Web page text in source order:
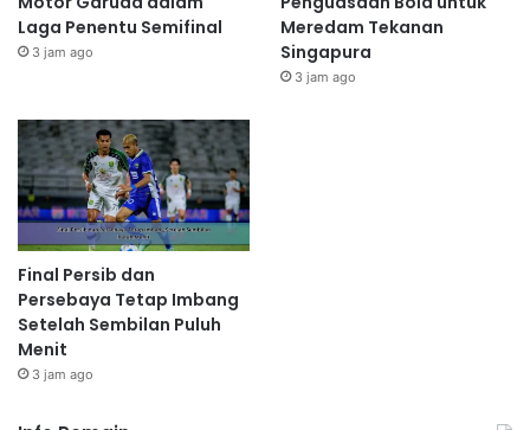
Laga Penentu Semifinal
3 jam ago
Meredam Tekanan
Singapura
3 jam ago
Final Persib dan
Persebaya Tetap Imbang
Setelah Sembilan Puluh
Menit
3 jam ago